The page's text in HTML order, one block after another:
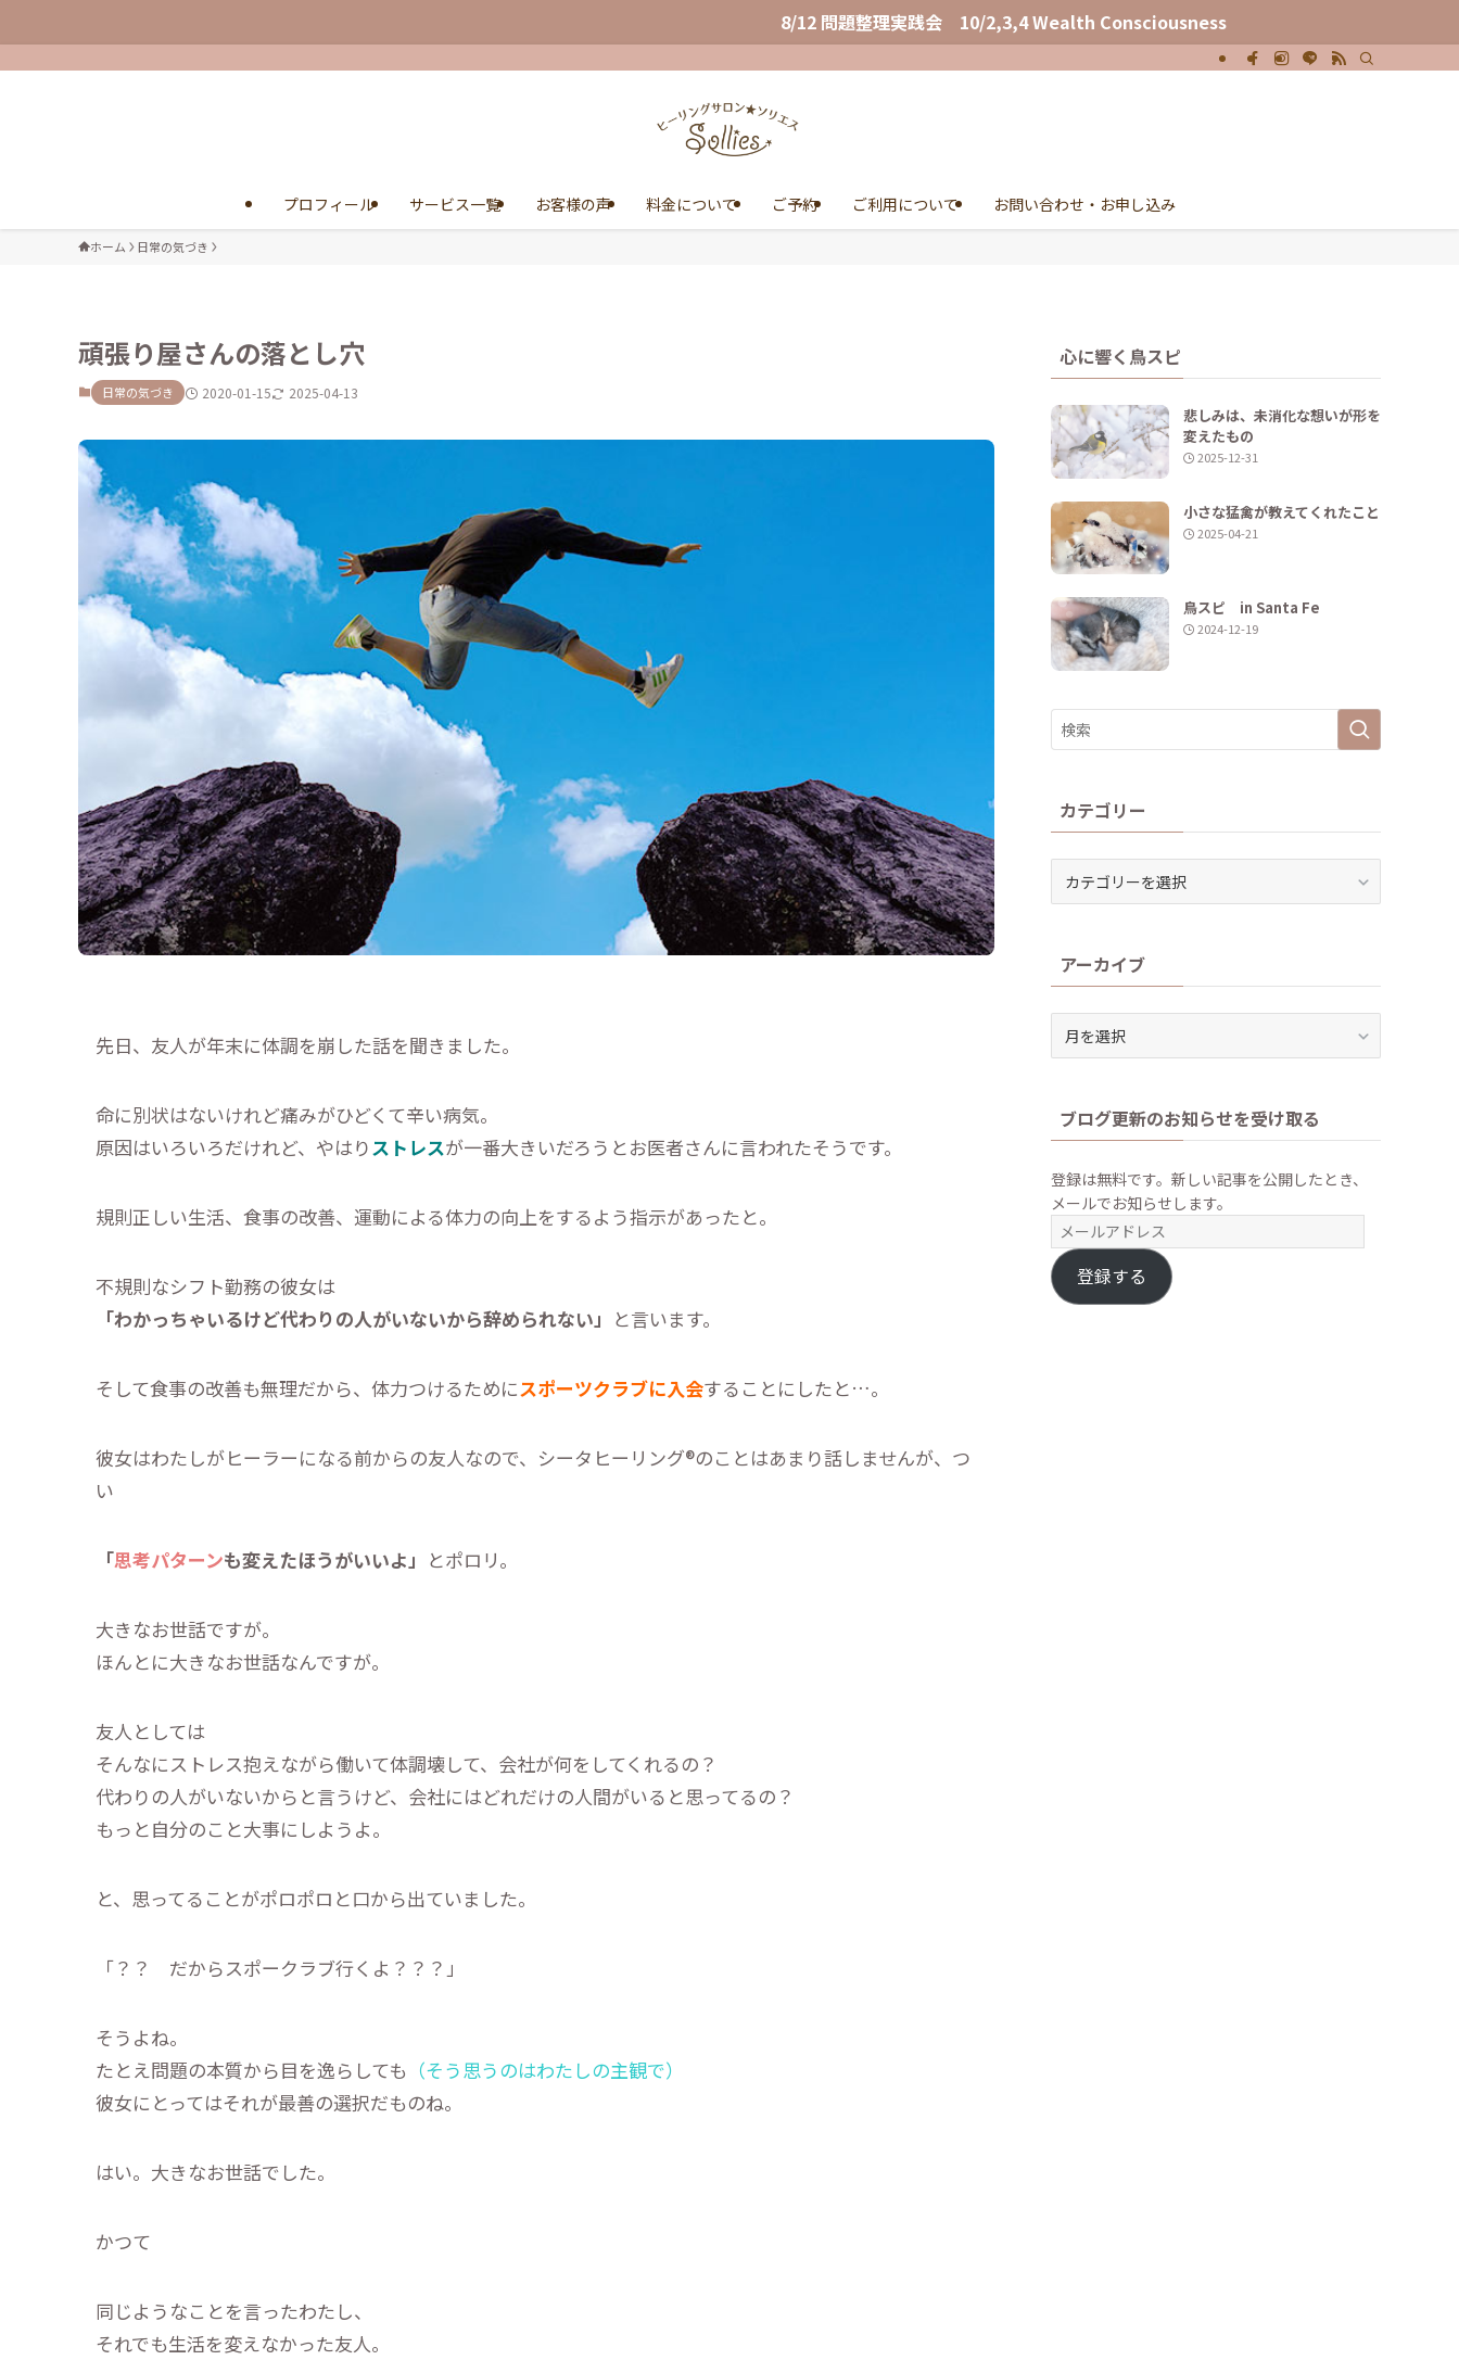
8/12 問題整理実践会 10/2,3,4 Wealth Consciousness
プロフィール サービス一覧 お客様の声 料金について ご予約 ご利用について お問い合わせ・お申し込み
ホーム 日常の気づき
頑張り屋さんの落とし穴
日常の気づき 2020-01-15 2025-04-13
先日、友人が年末に体調を崩した話を聞きました。
命に別状はないけれど痛みがひどくて辛い病気。
原因はいろいろだけれど、やはりストレスが一番大きいだろうとお医者さんに言われたそうです。
規則正しい生活、食事の改善、運動による体力の向上をするよう指示があったと。
不規則なシフト勤務の彼女は
「わかっちゃいるけど代わりの人がいないから辞められない」 と言います。
そして食事の改善も無理だから、体力つけるためにスポーツクラブに入会することにしたと…。
彼女はわたしがヒーラーになる前からの友人なので、シータヒーリング®︎のことはあまり話しませんが、つ
い
「思考パターンも変えたほうがいいよ」 とポロリ。
大きなお世話ですが。
ほんとに大きなお世話なんですが。
友人としては
そんなにストレス抱えながら働いて体調壊して、会社が何をしてくれるの？
代わりの人がいないからと言うけど、会社にはどれだけの人間がいると思ってるの？
もっと自分のこと大事にしようよ。
と、思ってることがポロポロと口から出ていました。
「？？ だからスポークラブ行くよ？？？」
そうよね。
たとえ問題の本質から目を逸らしても （そう思うのはわたしの主観で）
彼女にとってはそれが最善の選択だものね。
はい。大きなお世話でした。
かつて
同じようなことを言ったわたし、
それでも生活を変えなかった友人。
心に響く鳥スピ
悲しみは、未消化な想いが形を
変えたもの
2025-12-31
小さな猛禽が教えてくれたこと
2025-04-21
鳥スピ in Santa Fe
2024-12-19
カテゴリー
ーアーカイブ
ブブログ更新のお知らせを受け取る
登録は無料です。新しい記事を公開したとき、
メールでお知らせします。
メ
ー
ル
ア
登録する